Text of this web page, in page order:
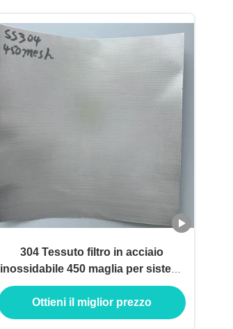
304 Tessuto filtro in acciaio
inossidabile 450 maglia per sistemi
di centrifuga
Ottieni il miglior prezzo